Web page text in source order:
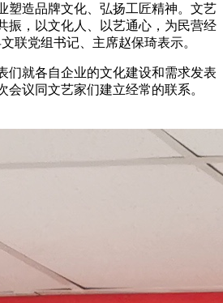
塑造品牌文化、弘扬工匠精神。文艺
振，以文化人、以艺通心，为民营经
联党组书记、主席赵保琦表示。
们就各自企业的文化建设和需求发表
会议同文艺家们建立经常的联系。